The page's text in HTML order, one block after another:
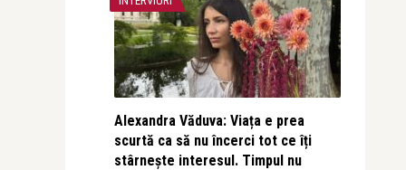
Alexandra Văduva: Viața e prea
scurtă ca să nu încerci tot ce îți
stârnește interesul. Timpul nu